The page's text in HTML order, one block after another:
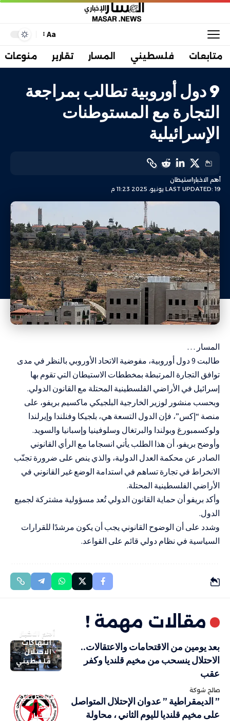
Aa
متابعات فلسطيني المسار تقارير منوعات
9 دول أوروبية تطالب بمراجعة
التجارة مع المستوطنات
الإسرائيلية
LAST UPDATED: 19 يونيو، 2025 11:23 م
أهم الاخباراستيطان
المسار …
طالبت 9 دول أوروبية، مفوضية الاتحاد الأوروبي بالنظر في مدى
توافق التجارة المرتبطة بمخططات الاستيطان التي تقوم بها
إسرائيل في الأراضي الفلسطينية المحتلة مع القانون الدولي.
وبحسب منشور لوزير الخارجية البلجيكي ماكسيم بريفو، على
منصة “إكس”، فإن الدول التسعة هي، بلجيكا وفنلندا وإيرلندا
ولوكسمبورغ وبولندا والبرتغال وسلوفينيا وإسبانيا والسويد.
وأوضح بريفو، أن هذا الطلب يأتي انسجاما مع الرأي القانوني
الصادر عن محكمة العدل الدولية، والذي ينص على ضرورة تجنّب
الانخراط في تجارة تساهم في استدامة الوضع غير القانوني في
الأراضي الفلسطينية المحتلة.
وأكد بريفو أن حماية القانون الدولي تُعد مسؤولية مشتركة لجميع
الدول.
وشدد على أن الوضوح القانوني يجب أن يكون مرشدًا للقرارات
السياسية في نظام دولي قائم على القواعد.
مقالات مهمة !
أهم الاخبار
انتهاكات
الاحتلال
فلسطيني
بعد يومين من الاقتحامات والاعتقالات..
الاحتلال ينسحب من مخيم قلنديا وكفر
عقب
صالح شوكة
فلسطيني
أهم
الاخبار
” الديمقراطية ” عدوان الإحتلال المتواصل
على مخيم قلنديا لليوم الثاني ، محاولة